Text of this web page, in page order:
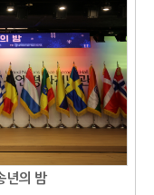
년의 밤